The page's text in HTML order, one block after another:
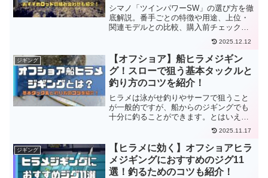
シマノ「ツインパワーSW」の選び方を徹
底解説。番手ごとの特徴や用途、上位・
関連モデルとの比較、購入前チェックリ
2025.12.12
ジギング
【オフショア】船ヒラメジギン
グ！スローで狙う基本タックルと
釣り方のコツを紹介！
ヒラメは泳がせ釣りやサーフで狙うこと
が一般的ですが、船からのジギングでも
十分に釣ることができます。とはいえ、
必要なタックルや具体的な釣り方が分か
らない方も多いのではないでしょうか。
この記事では、遊漁船やマイボートで15
年以上ヒラメジギン
2025.11.17
ジギング
【ヒラメに効く】オフショアヒラ
メジギングにおすすめのジグ11
選！釣るためのコツも紹介！